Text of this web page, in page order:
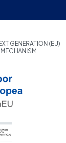
GENERATION (EU)